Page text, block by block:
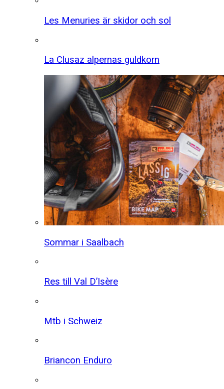
Les Menuries är skidor och sol
La Clusaz alpernas guldkorn
Sommar i Saalbach
Res till Val D’Isère
Mtb i Schweiz
Briancon Enduro